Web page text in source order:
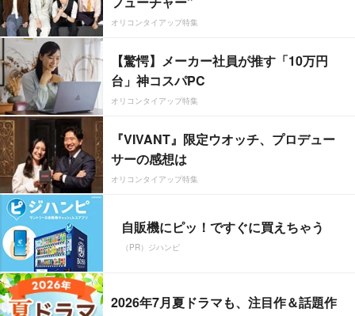
オリコンタイアップ特集
【驚愕】メーカー社員が推す「10万円
台」神コスパPC
オリコンタイアップ特集
『VIVANT』限定ウオッチ、プロデュー
サーの感想は
オリコンタイアップ特集
自販機にピッ！ですぐに買えちゃう
（PR）ジハンピ
2026年7月夏ドラマも、注目作＆話題作